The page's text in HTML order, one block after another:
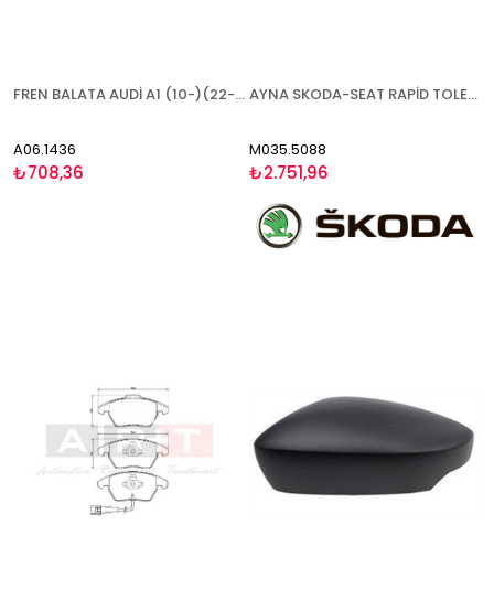
FREN BALATA AUDİ A1 (10-)(22-) A1 SPORTBACK (11-)(18-) A3 (96-03) SEAT ALTEA (04-13)(13-) ARONA (17-) CORDOBA (96-02)(02-09) IBİZA (02-09)(10-17)(17-) LEON (99-05)(05-10)(10-13) Mİİ (11-) TOLEDO (98-06)(12-) SKODA CİTİGO (11-) FABİA (99-07)(07-14)(14-)(2
A06.1436
₺708,36
AYNA SKODA-SEAT RAPİD TOLEDO 2012- ELEKTRİKLİ ISITMALI ASTARLI SOL
M035.5088
₺2.751,96